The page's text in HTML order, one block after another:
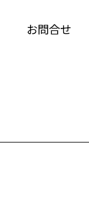
お問合せ